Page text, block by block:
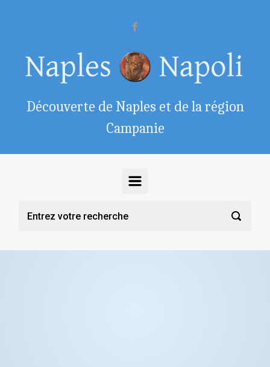
Découverte de Naples et de la région
Campanie